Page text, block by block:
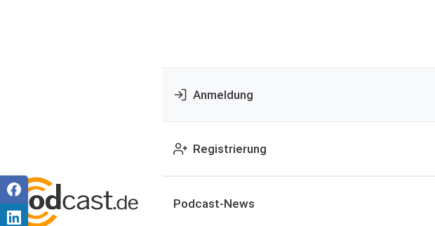
Anmeldung
Registrierung
Podcast-News